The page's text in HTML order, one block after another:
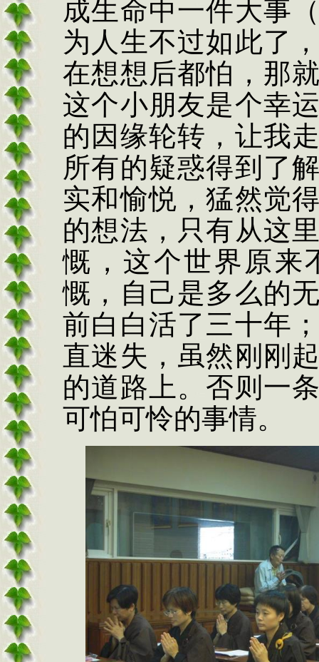
成生命中一件大事
为人生不过如此了
在想想后都怕，那
这个小朋友是个幸
的因缘轮转，让我
所有的疑惑得到了
实和愉悦，猛然觉
的想法，只有从这
慨，这个世界原来
慨，自己是多么的
前白白活了三十年
直迷失，虽然刚刚
的道路上。否则一
可怕可怜的事情。